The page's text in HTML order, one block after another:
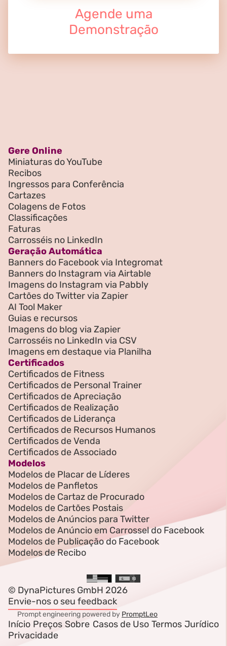
Agende uma
Demonstração
Gere Online
Miniaturas do YouTube
Recibos
Ingressos para Conferência
Cartazes
Colagens de Fotos
Classificações
Faturas
Carrosséis no LinkedIn
Geração Automática
Banners do Facebook via Integromat
Banners do Instagram via Airtable
Imagens do Instagram via Pabbly
Cartões do Twitter via Zapier
AI Tool Maker
Guias e recursos
Imagens do blog via Zapier
Carrosséis no LinkedIn via CSV
Imagens em destaque via Planilha
Certificados
Certificados de Fitness
Certificados de Personal Trainer
Certificados de Apreciação
Certificados de Realização
Certificados de Liderança
Certificados de Recursos Humanos
Certificados de Venda
Certificados de Associado
Modelos
Modelos de Placar de Líderes
Modelos de Panfletos
Modelos de Cartaz de Procurado
Modelos de Cartões Postais
Modelos de Anúncios para Twitter
Modelos de Anúncio em Carrossel do Facebook
Modelos de Publicação do Facebook
Modelos de Recibo
© DynaPictures GmbH 2026
Envie-nos o seu feedback
Prompt engineering powered by PromptLeo
Início Preços Sobre Casos de Uso Termos Jurídico
Privacidade